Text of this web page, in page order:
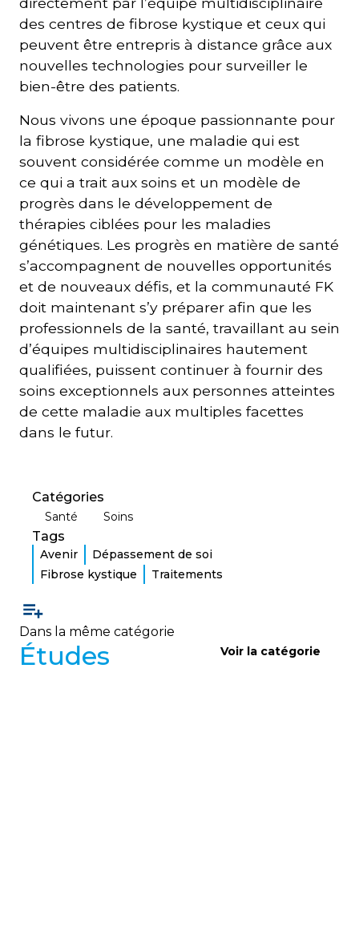
des centres de fibrose kystique et ceux qui
peuvent être entrepris à distance grâce aux
nouvelles technologies pour surveiller le
bien-être des patients.
Nous vivons une époque passionnante pour
la fibrose kystique, une maladie qui est
souvent considérée comme un modèle en
ce qui a trait aux soins et un modèle de
progrès dans le développement de
thérapies ciblées pour les maladies
génétiques. Les progrès en matière de santé
s’accompagnent de nouvelles opportunités
et de nouveaux défis, et la communauté FK
doit maintenant s’y préparer afin que les
professionnels de la santé, travaillant au sein
d’équipes multidisciplinaires hautement
qualifiées, puissent continuer à fournir des
soins exceptionnels aux personnes atteintes
de cette maladie aux multiples facettes
dans le futur.
Catégories
Santé Soins
Tags
Avenir
Dépassement de soi
Fibrose kystique
Traitements
Dans la même catégorie
Études Voir la catégorie